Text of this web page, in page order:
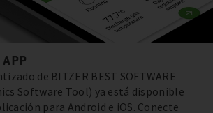
de BITZER BEST SOFTWARE
Software Tool) ya está disponible
para Android e iOS. Conecte